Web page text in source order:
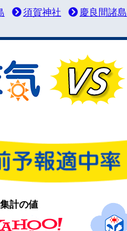
須賀神社 慶良間諸島
計の値